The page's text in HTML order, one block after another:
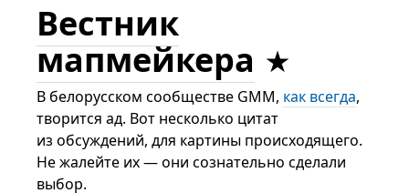
Вестник
мапмейкера
В белорусском сообществе GMM, как всегда,
творится ад. Вот несколько цитат
из обсуждений, для картины происходящего.
Не жалейте их — они сознательно сделали
выбор.